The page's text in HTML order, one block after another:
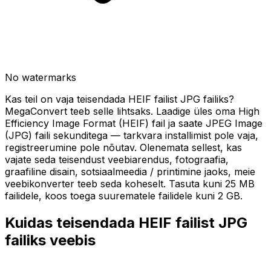
No watermarks
Kas teil on vaja teisendada HEIF failist JPG failiks?
MegaConvert teeb selle lihtsaks. Laadige üles oma High
Efficiency Image Format (HEIF) fail ja saate JPEG Image
(JPG) faili sekunditega — tarkvara installimist pole vaja,
registreerumine pole nõutav. Olenemata sellest, kas
vajate seda teisendust veebiarendus, fotograafia,
graafiline disain, sotsiaalmeedia / printimine jaoks, meie
veebikonverter teeb seda koheselt. Tasuta kuni 25 MB
failidele, koos toega suurematele failidele kuni 2 GB.
Kuidas teisendada HEIF failist JPG
failiks veebis